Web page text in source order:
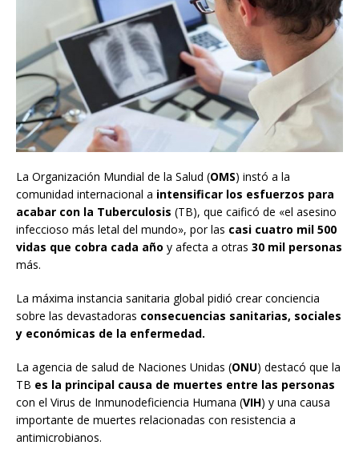
La Organización Mundial de la Salud (OMS) instó a la
comunidad internacional a intensificar los esfuerzos para
acabar con la Tuberculosis (TB), que caificó de «el asesino
infeccioso más letal del mundo», por las casi cuatro mil 500
vidas que cobra cada año y afecta a otras 30 mil personas
más.
La máxima instancia sanitaria global pidió crear conciencia
sobre las devastadoras consecuencias sanitarias, sociales
y económicas de la enfermedad.
La agencia de salud de Naciones Unidas (ONU) destacó que la
TB es la principal causa de muertes entre las personas
con el Virus de Inmunodeficiencia Humana (VIH) y una causa
importante de muertes relacionadas con resistencia a
antimicrobianos.